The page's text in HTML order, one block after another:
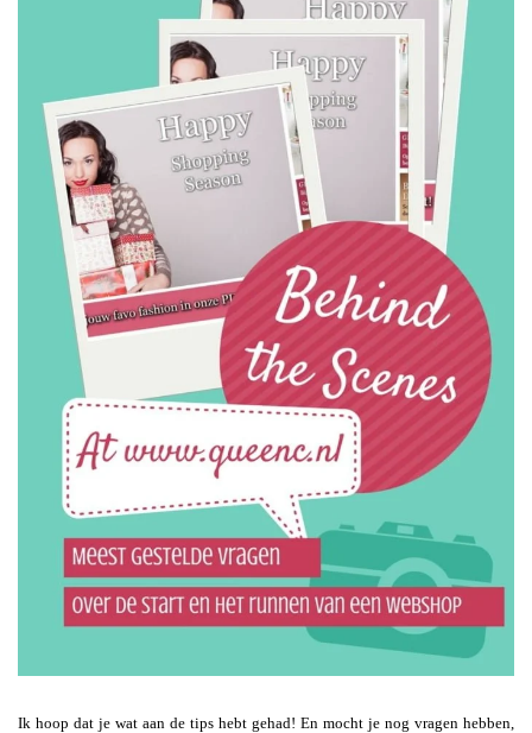
Ik hoop dat je wat aan de tips hebt gehad! En mocht je nog vragen hebben,